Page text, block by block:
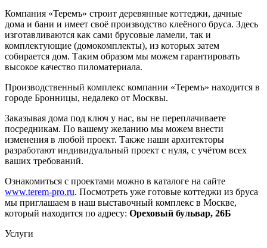
Компания «Теремъ» строит деревянные коттеджи, дачные
дома и бани и имеет своё производство клеёного бруса. Здесь
изготавливаются как сами брусовые ламели, так и
комплектующие (домокомплекты), из которых затем
собирается дом. Таким образом мы можем гарантировать
высокое качество пиломатериала.
Производственный комплекс компании «Теремъ» находится в
городе Бронницы, недалеко от Москвы.
Заказывая дома под ключ у нас, вы не переплачиваете
посредникам. По вашему желанию мы можем внести
изменения в любой проект. Также наши архитекторы
разработают индивидуальный проект с нуля, с учётом всех
ваших требований.
Ознакомиться с проектами можно в каталоге на сайте
www.terem-pro.ru. Посмотреть уже готовые коттеджи из бруса
мы приглашаем в наш выставочный комплекс в Москве,
который находится по адресу: Ореховый бульвар, 26Б
Услуги